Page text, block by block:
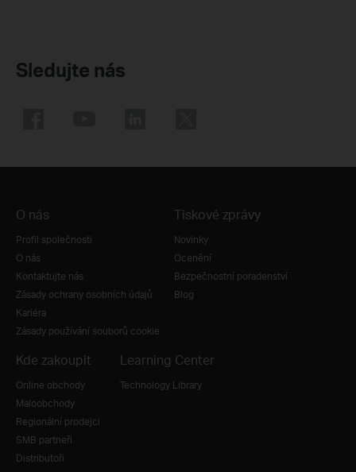
Sledujte nás
O nás
Profil společnosti
O nás
Kontaktujte nás
Zásady ochrany osobních údajů
Kariéra
Zásady používání souborů cookie
Tiskové zprávy
Novinky
Ocenění
Bezpečnostní poradenství
Blog
Kde zakoupit
Online obchody
Maloobchody
Regionální prodejci
SMB partneři
Distributoři
Learning Center
Technology Library